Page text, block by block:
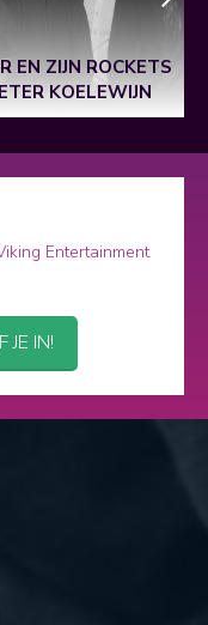
EN ZIJN ROCKETS
KOELEWIJN
Entertainment
JE IN!